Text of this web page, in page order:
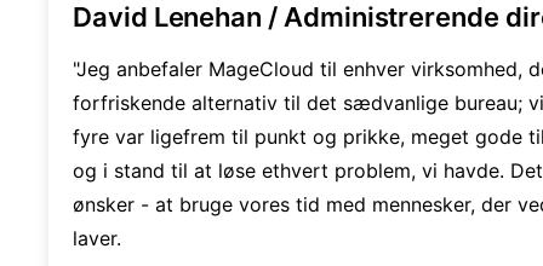
David Lenehan / Administrerende
"Jeg anbefaler MageCloud til enhver virksomhed,
forfriskende alternativ til det sædvanlige bureau;
fyre var ligefrem til punkt og prikke, meget gode
og i stand til at løse ethvert problem, vi havde.
ønsker - at bruge vores tid med mennesker, der
laver.